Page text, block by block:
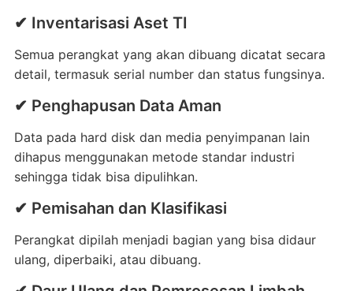
✔ Inventarisasi Aset TI
Semua perangkat yang akan dibuang dicatat secara
detail, termasuk serial number dan status fungsinya.
✔ Penghapusan Data Aman
Data pada hard disk dan media penyimpanan lain
dihapus menggunakan metode standar industri
sehingga tidak bisa dipulihkan.
✔ Pemisahan dan Klasifikasi
Perangkat dipilah menjadi bagian yang bisa didaur
ulang, diperbaiki, atau dibuang.